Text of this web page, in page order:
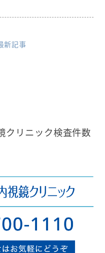
新記事
クリニック検査件数